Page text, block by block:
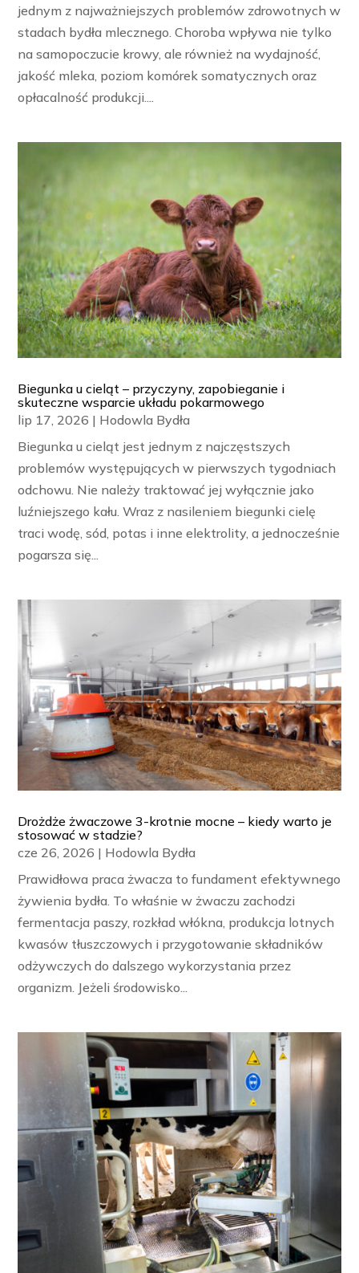
jednym z najważniejszych problemów zdrowotnych w
stadach bydła mlecznego. Choroba wpływa nie tylko
na samopoczucie krowy, ale również na wydajność,
jakość mleka, poziom komórek somatycznych oraz
opłacalność produkcji....
Biegunka u cieląt – przyczyny, zapobieganie i
skuteczne wsparcie układu pokarmowego
lip 17, 2026 | Hodowla Bydła
Biegunka u cieląt jest jednym z najczęstszych
problemów występujących w pierwszych tygodniach
odchowu. Nie należy traktować jej wyłącznie jako
luźniejszego kału. Wraz z nasileniem biegunki cielę
traci wodę, sód, potas i inne elektrolity, a jednocześnie
pogarsza się...
Drożdże żwaczowe 3-krotnie mocne – kiedy warto je
stosować w stadzie?
cze 26, 2026 | Hodowla Bydła
Prawidłowa praca żwacza to fundament efektywnego
żywienia bydła. To właśnie w żwaczu zachodzi
fermentacja paszy, rozkład włókna, produkcja lotnych
kwasów tłuszczowych i przygotowanie składników
odżywczych do dalszego wykorzystania przez
organizm. Jeżeli środowisko...